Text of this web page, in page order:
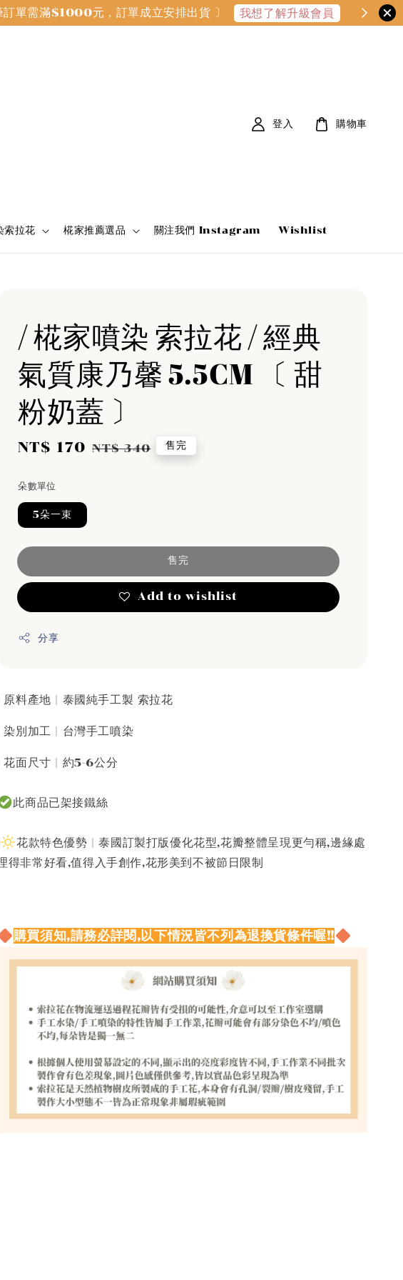
單需滿$1000元，訂單成立安排出貨 〕 我想了解升級會員
索拉花 椛家推薦選品 關注我們 Instagram Wishlist
登入 購物車
/ 椛家噴染 索拉花 / 經典
氣質康乃馨 5.5CM 〔 甜
粉奶蓋 〕
Sale
NT$ 170 Regular
NT$ 340 售完
朵數單位
5朵一束
售完
Add to wishlist
分享
原料產地 | 泰國純手工製 索拉花
染別加工 | 台灣手工噴染
花面尺寸 | 約5-6公分
此商品已架接鐵絲
花款特色優勢 | 泰國訂製打版優化花型,花瓣整體呈現更勻稱,邊緣處
得非常好看,值得入手創作,花形美到不被節日限制
購買須知,請務必詳閱,以下情況皆不列為退換貨條件喔!!